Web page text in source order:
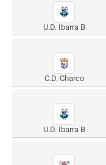
U.D. Ibarra B
C.D. Charco
U.D. Ibarra B